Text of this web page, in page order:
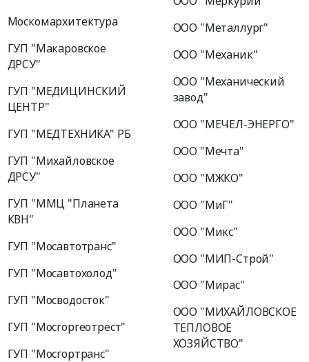
Москомархитектура
ГУП "Макаровское
ДРСУ"
ГУП "МЕДИЦИНСКИЙ
ЦЕНТР"
ГУП "МЕДТЕХНИКА" РБ
ГУП "Михайловское
ДРСУ"
ГУП "ММЦ "Планета
КВН"
ГУП "Мосавтотранс"
ГУП "Мосавтохолод"
ГУП "Мосводосток"
ГУП "Мосгоргеотрест"
ГУП "Мосгортранс"
ООО "Металлург"
ООО "Механик"
ООО "Механический
завод"
ООО "МЕЧЕЛ-ЭНЕРГО"
ООО "Мечта"
ООО "МЖКО"
ООО "МиГ"
ООО "Микс"
ООО "МИП-Строй"
ООО "Мирас"
ООО "МИХАЙЛОВСКОЕ
ТЕПЛОВОЕ
ХОЗЯЙСТВО"